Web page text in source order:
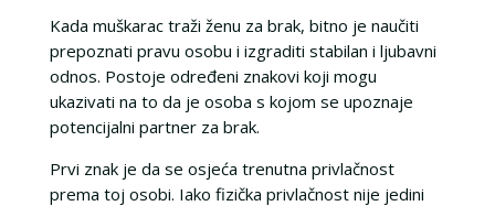
Kada muškarac traži ženu za brak, bitno je naučiti
prepoznati pravu osobu i izgraditi stabilan i ljubavni
odnos. Postoje određeni znakovi koji mogu
ukazivati na to da je osoba s kojom se upoznaje
potencijalni partner za brak.
Prvi znak je da se osjeća trenutna privlačnost
prema toj osobi. Iako fizička privlačnost nije jedini